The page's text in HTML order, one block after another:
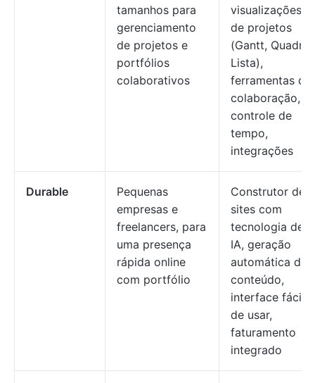
tamanhos para
gerenciamento
de projetos e
portfólios
colaborativos
visualizações
de projetos
(Gantt, Quadro,
Lista),
ferramentas de
colaboração,
controle de
tempo,
integrações
Durable
Pequenas
empresas e
freelancers, para
uma presença
rápida online
com portfólio
Construtor de
sites com
tecnologia de
IA, geração
automática de
conteúdo,
interface fácil
de usar,
faturamento
integrado